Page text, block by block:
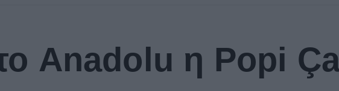
Anadolu η Popi